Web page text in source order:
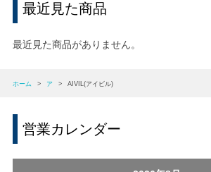
最近見た商品
最近見た商品がありません。
ホーム > ア > AIVIL(アイビル)
営業カレンダー